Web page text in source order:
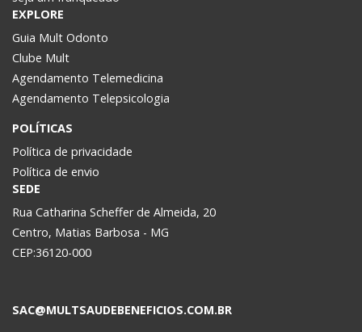
EXPLORE
Guia Mult Odonto
Clube Mult
Agendamento Telemedicina
Agendamento Telepsicologia
POLÍTICAS
Política de privacidade
Política de envio
SEDE
Rua Catharina Scheffer de Almeida, 20
Centro, Matias Barbosa - MG
CEP:36120-000
SAC@MULTSAUDEBENEFICIOS.COM.BR